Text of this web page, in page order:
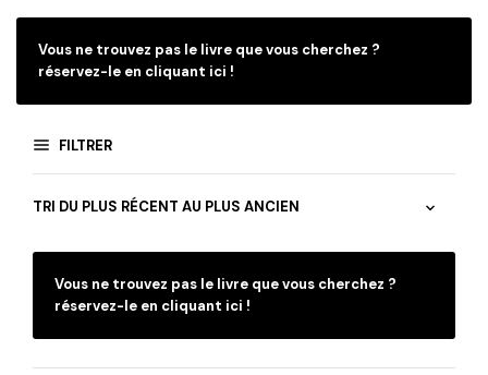
Vous ne trouvez pas le livre que vous cherchez ?
réservez-le en cliquant ici !
FILTRER
Vous ne trouvez pas le livre que vous cherchez ?
réservez-le en cliquant ici !